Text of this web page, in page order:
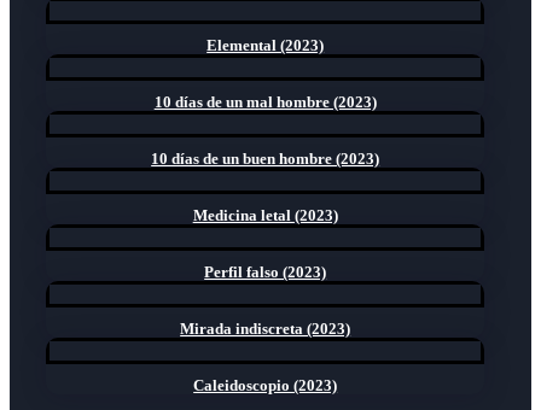
Elemental (2023)
10 días de un mal hombre (2023)
10 días de un buen hombre (2023)
Medicina letal (2023)
Perfil falso (2023)
Mirada indiscreta (2023)
Caleidoscopio (2023)